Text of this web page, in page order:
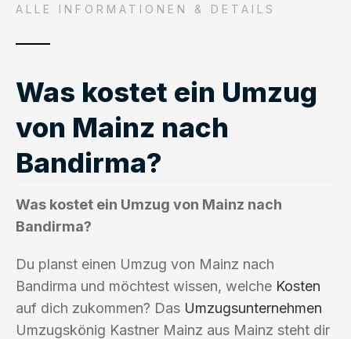
ALLE INFORMATIONEN & DETAILS
Was kostet ein Umzug
von Mainz nach
Bandirma?
Was kostet ein Umzug von Mainz nach
Bandirma?
Du planst einen Umzug von Mainz nach
Bandirma und möchtest wissen, welche Kosten
auf dich zukommen? Das Umzugsunternehmen
Umzugskönig Kastner Mainz aus Mainz steht dir